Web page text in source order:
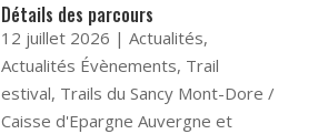
Détails des parcours
12 juillet 2026 |Actualités,
Actualités Évènements, Trail
estival, Trails du Sancy Mont-Dore /
Caisse d'Epargne Auvergne et